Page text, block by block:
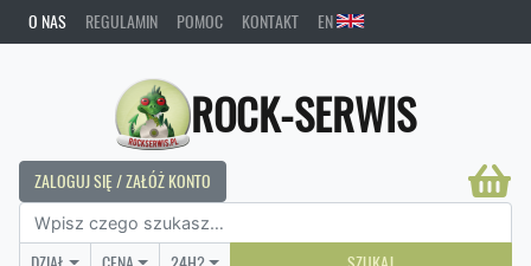
O NAS REGULAMIN POMOC KONTAKT EN
ROCK-SERWIS
ZALOGUJ SIĘ / ZAŁÓŻ KONTO